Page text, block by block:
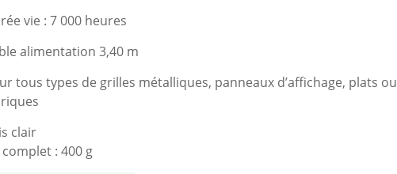
vie : 7 000 heures
alimentation 3,40 m
tous types de grilles métalliques, panneaux d’affichage, plats ou
clair
: 400 g